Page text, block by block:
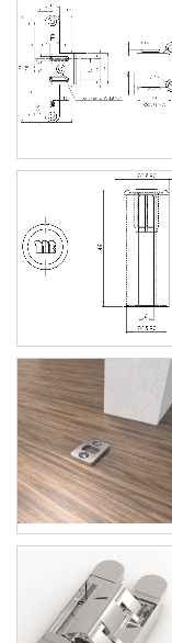
40,40 €
347,20 €
289,33 €